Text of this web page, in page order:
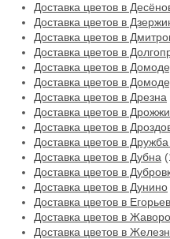
Доставка цветов в
Доставка цветов в
Доставка цветов в
Доставка цветов в
Доставка цветов в
Доставка цветов в
Доставка цветов в Дрезна
Доставка цветов в
Доставка цветов в
Доставка цветов в
Доставка цветов в Дубна
Доставка цветов в
Доставка цветов в Дунино
Доставка цветов в
Доставка цветов в
Доставка цветов в